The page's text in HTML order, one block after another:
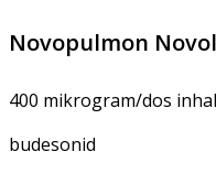
Novopulmon
400 mikrogram/dos
budesonid